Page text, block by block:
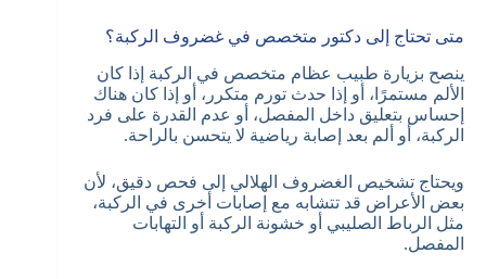
متى تحتاج إلى دكتور متخصص في غضروف الركبة؟
ينصح بزيارة طبيب عظام متخصص في الركبة إذا كان
الألم مستمرًا، أو إذا حدث تورم متكرر، أو إذا كان هناك
إحساس بتعليق داخل المفصل، أو عدم القدرة على فرد
الركبة، أو ألم بعد إصابة رياضية لا يتحسن بالراحة.
ويحتاج تشخيص الغضروف الهلالي إلى فحص دقيق، لأن
بعض الأعراض قد تتشابه مع إصابات أخرى في الركبة،
مثل الرباط الصليبي أو خشونة الركبة أو التهابات
المفصل.